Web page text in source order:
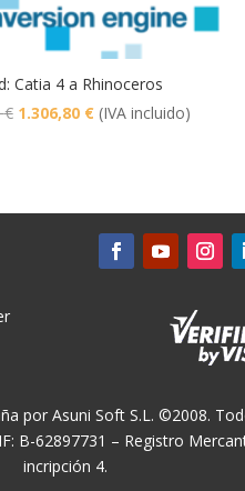
Catia 4 a Rhinoceros
€ El
1.452,00 €.
1.306,80 €El
1.306,80 €.
(IVA incluido)
por Asuni Soft S.L. ©2008.
B-62897731 – Registro
incripción 4.